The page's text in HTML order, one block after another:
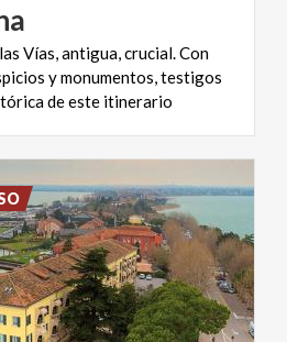
Vías, antigua, crucial. Con
y monumentos, testigos
de este itinerario